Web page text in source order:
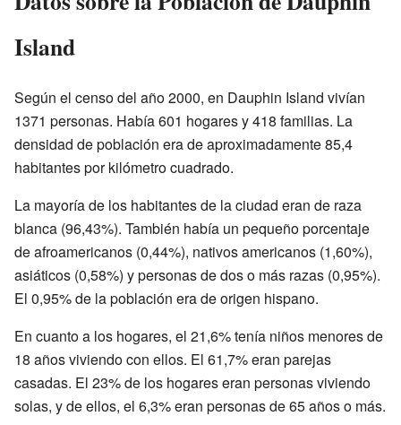
Island
Según el censo del año 2000, en Dauphin Island vivían
1371 personas. Había 601 hogares y 418 familias. La
densidad de población era de aproximadamente 85,4
habitantes por kilómetro cuadrado.
La mayoría de los habitantes de la ciudad eran de raza
blanca (96,43%). También había un pequeño porcentaje
de afroamericanos (0,44%), nativos americanos (1,60%),
asiáticos (0,58%) y personas de dos o más razas (0,95%).
El 0,95% de la población era de origen hispano.
En cuanto a los hogares, el 21,6% tenía niños menores de
18 años viviendo con ellos. El 61,7% eran parejas
casadas. El 23% de los hogares eran personas viviendo
solas, y de ellos, el 6,3% eran personas de 65 años o más.